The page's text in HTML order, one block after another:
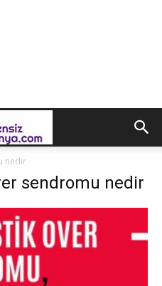
nedir
sendromu nedir